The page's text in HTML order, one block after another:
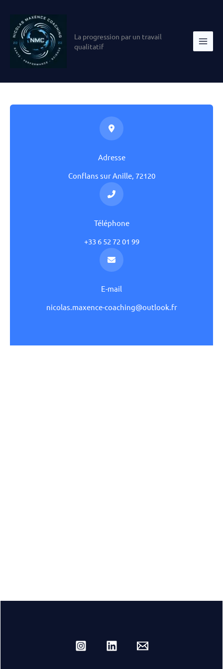
contenu
La progression par un travail
qualitatif
Adresse
Conflans sur Anille, 72120
Téléphone
+33 6 52 72 01 99
E-mail
nicolas.maxence-coaching@outlook.fr